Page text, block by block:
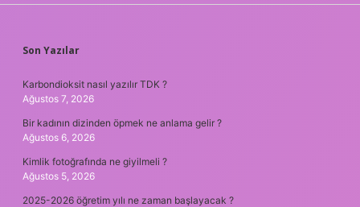
SIDEBAR
Son Yazılar
Karbondioksit nasıl yazılır TDK ?
Ağustos 7, 2026
Bir kadının dizinden öpmek ne anlama gelir ?
Ağustos 6, 2026
Kimlik fotoğrafında ne giyilmeli ?
Ağustos 5, 2026
2025-2026 öğretim yılı ne zaman başlayacak ?